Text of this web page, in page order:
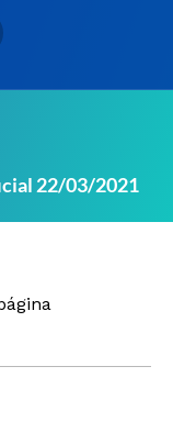
22/03/2021